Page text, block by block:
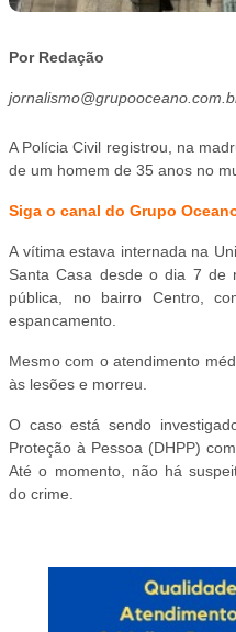
Por Redação
A Polícia Civil registrou, na
de um homem de 35 anos no
Siga o canal do Grupo
A vítima estava internada na
Santa Casa desde o dia 7 de
pública, no bairro Centro,
espancamento.
Mesmo com o atendimento
às lesões e morreu.
O caso está sendo
Proteção à Pessoa (DHPP)
Até o momento, não há
do crime.